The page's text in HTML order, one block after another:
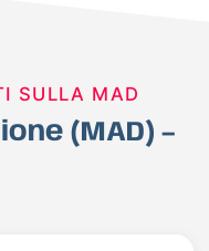
SULLA MAD
(MAD) –